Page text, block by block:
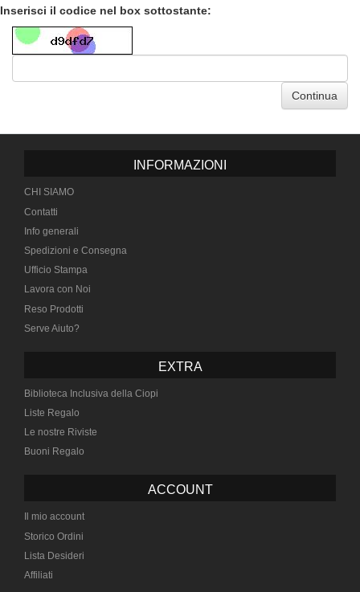
Inserisci il codice nel box sottostante:
Continua
INFORMAZIONI
CHI SIAMO
Contatti
Info generali
Spedizioni e Consegna
Ufficio Stampa
Lavora con Noi
Reso Prodotti
Serve Aiuto?
EXTRA
Biblioteca Inclusiva della Ciopi
Liste Regalo
Le nostre Riviste
Buoni Regalo
ACCOUNT
Il mio account
Storico Ordini
Lista Desideri
Affiliati